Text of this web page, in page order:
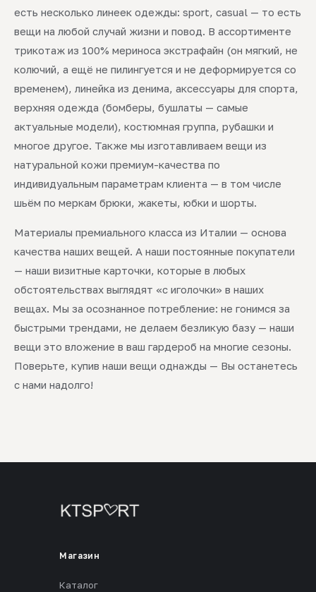
есть несколько линеек одежды: sport, casual — то есть
вещи на любой случай жизни и повод. В ассортименте
трикотаж из 100% мериноса экстрафайн (он мягкий, не
колючий, а ещё не пилингуется и не деформируется со
временем), линейка из денима, аксессуары для спорта,
верхняя одежда (бомберы, бушлаты — самые
актуальные модели), костюмная группа, рубашки и
многое другое. Также мы изготавливаем вещи из
натуральной кожи премиум-качества по
индивидуальным параметрам клиента — в том числе
шьём по меркам брюки, жакеты, юбки и шорты.
Материалы премиального класса из Италии — основа
качества наших вещей. А наши постоянные покупатели
— наши визитные карточки, которые в любых
обстоятельствах выглядят «с иголочки» в наших
вещах. Мы за осознанное потребление: не гонимся за
быстрыми трендами, не делаем безликую базу — наши
вещи это вложение в ваш гардероб на многие сезоны.
Поверьте, купив наши вещи однажды — Вы останетесь
с нами надолго!
Магазин
Каталог